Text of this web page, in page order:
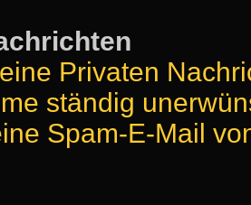
Privaten
ständig
Spam-E-Mail